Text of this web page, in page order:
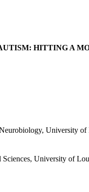
HITTING A
University
University of